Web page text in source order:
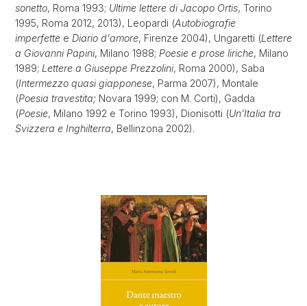
sonetto, Roma 1993; Ultime lettere di Jacopo Ortis, Torino
1995, Roma 2012, 2013), Leopardi (Autobiografie
imperfette e Diario d'amore, Firenze 2004), Ungaretti (Lettere
a Giovanni Papini, Milano 1988; Poesie e prose liriche, Milano
1989; Lettere a Giuseppe Prezzolini, Roma 2000), Saba
(Intermezzo quasi giapponese, Parma 2007), Montale
(Poesia travestita; Novara 1999; con M. Corti), Gadda
(Poesie, Milano 1992 e Torino 1993), Dionisotti (Un'Italia tra
Svizzera e Inghilterra, Bellinzona 2002).